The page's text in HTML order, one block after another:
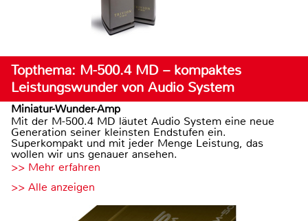
Topthema: M-500.4 MD – kompaktes
Leistungswunder von Audio System
Miniatur-Wunder-Amp
Mit der M-500.4 MD läutet Audio System eine neue
Generation seiner kleinsten Endstufen ein.
Superkompakt und mit jeder Menge Leistung, das
wollen wir uns genauer ansehen.
>> Mehr erfahren
>> Alle anzeigen